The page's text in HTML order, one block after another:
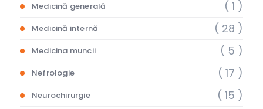
Medicină generală ( 1 )
Medicină internă ( 28 )
Medicina muncii ( 5 )
Nefrologie ( 17 )
Neurochirurgie ( 15 )